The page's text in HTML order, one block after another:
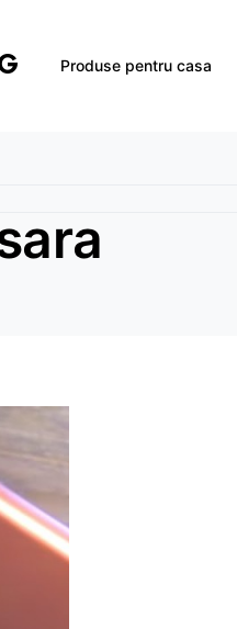
Produse pentru casa